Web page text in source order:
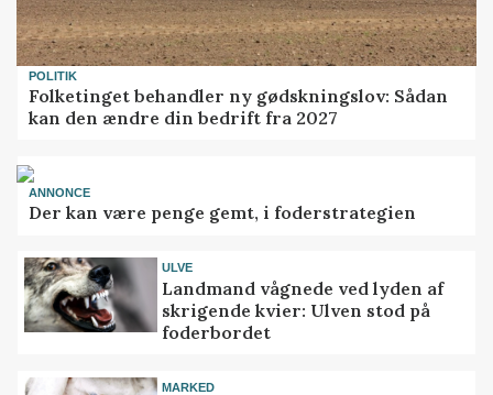
POLITIK
Folketinget behandler ny gødskningslov: Sådan
kan den ændre din bedrift fra 2027
ANNONCE
Der kan være penge gemt, i foderstrategien
ULVE
Landmand vågnede ved lyden af
skrigende kvier: Ulven stod på
foderbordet
MARKED